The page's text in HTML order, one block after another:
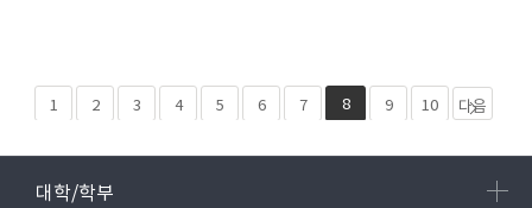
1 2 3 4 5 6 7 8 9 10
다음
대학/학부